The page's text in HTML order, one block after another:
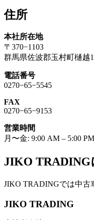
住所
本社所在地
〒370−1103
群馬県佐波郡玉村町樋越
電話番号
0270−65−5545
FAX
0270−65−9153
営業時間
月〜金: 9:00 AM – 5:00 PM
JIKO TRADING
JIKO TRADINGでは中古
JIKO TRADING